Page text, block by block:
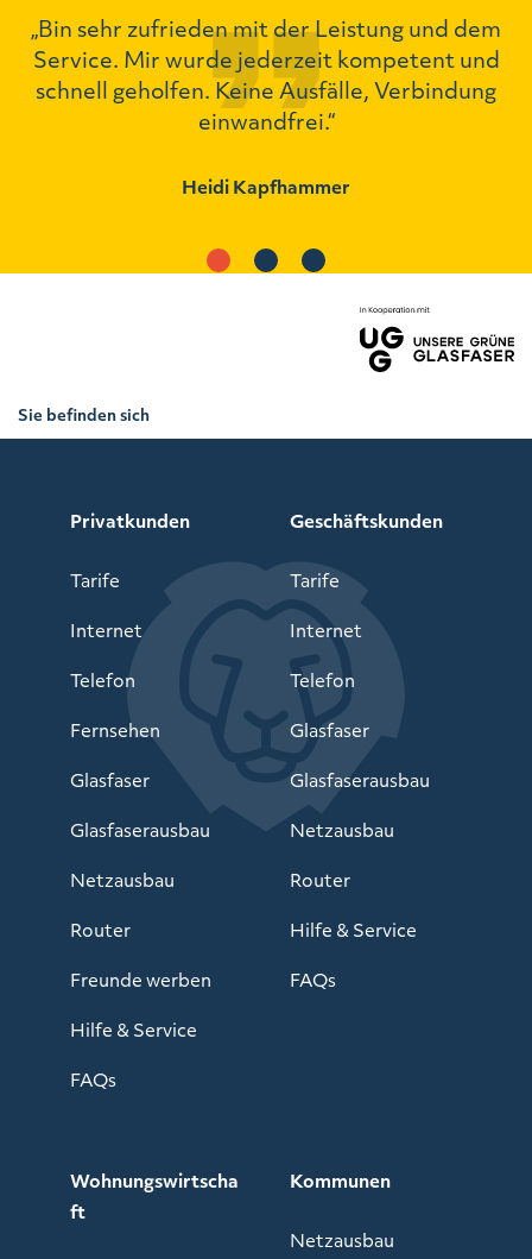
„Bin sehr zufrieden mit der Leistung und dem
Service. Mir wurde jederzeit kompetent und
schnell geholfen. Keine Ausfälle, Verbindung
einwandfrei.“
Heidi Kapfhammer
Sie befinden sich
Privatkunden
Tarife
Internet
Telefon
Fernsehen
Glasfaser
Glasfaserausbau
Netzausbau
Router
Freunde werben
Hilfe & Service
FAQs
Geschäftskunden
Tarife
Internet
Telefon
Glasfaser
Glasfaserausbau
Netzausbau
Router
Hilfe & Service
FAQs
Wohnungswirtscha
ft
Kommunen
Netzausbau